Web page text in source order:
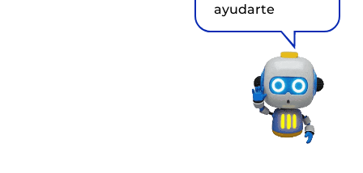
ayudarte